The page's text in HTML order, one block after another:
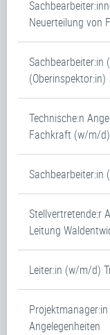
Neuerteilung von
(Oberinspektor:in)
Technische:n
Fachkraft (w/m/
Stellvertretende:r
Leitung
Leiter:in (w/m/d)
Angelegenheiten